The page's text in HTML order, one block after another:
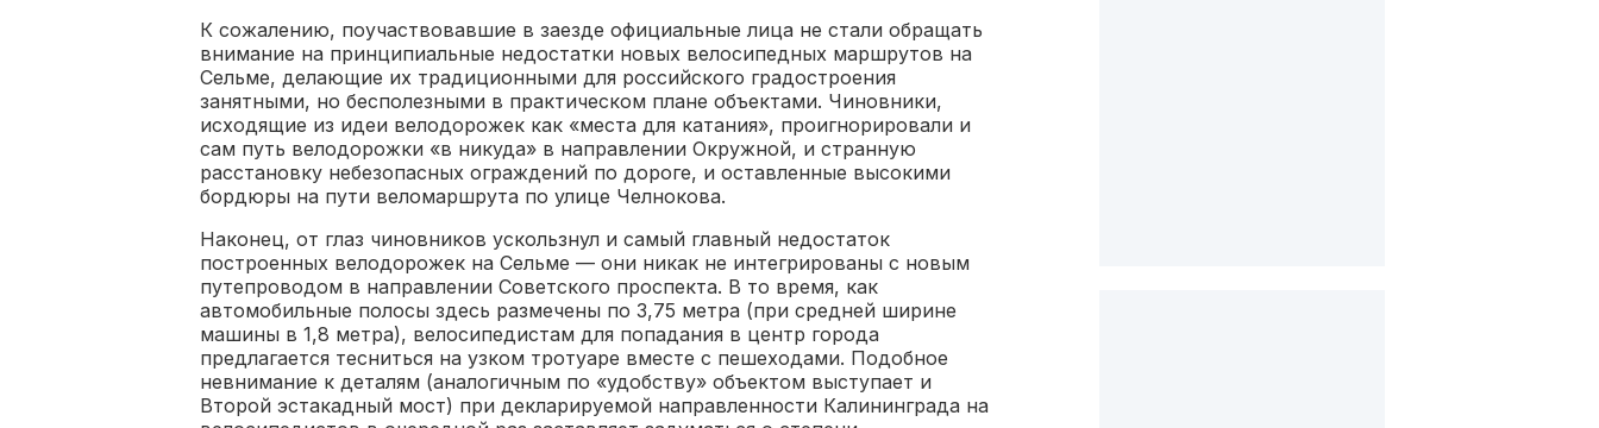
К сожалению, поучаствовавшие в заезде официальные лица не стали обращать
внимание на принципиальные недостатки новых велосипедных маршрутов на
Сельме, делающие их традиционными для российского градостроения
занятными, но бесполезными в практическом плане объектами. Чиновники,
исходящие из идеи велодорожек как «места для катания», проигнорировали и
сам путь велодорожки «в никуда» в направлении Окружной, и странную
расстановку небезопасных ограждений по дороге, и оставленные высокими
бордюры на пути веломаршрута по улице Челнокова.
Наконец, от глаз чиновников ускользнул и самый главный недостаток
построенных велодорожек на Сельме — они никак не интегрированы с новым
путепроводом в направлении Советского проспекта. В то время, как
автомобильные полосы здесь размечены по 3,75 метра (при средней ширине
машины в 1,8 метра), велосипедистам для попадания в центр города
предлагается тесниться на узком тротуаре вместе с пешеходами. Подобное
невнимание к деталям (аналогичным по «удобству» объектом выступает и
Второй эстакадный мост) при декларируемой направленности Калининграда на